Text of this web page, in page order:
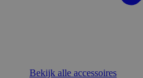
Bekijk alle accessoires